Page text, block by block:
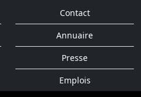
Contact
Annuaire
Presse
Emplois